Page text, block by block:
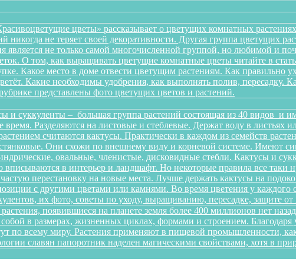
цветы» рассказывает о цветущих комнатных
никогда не теряет своей декоративности. Другая группа цветущих
является не только самой многочисленной группой, но любимой и
О том, как выращивать цветущие комнатные цветы читайте в
Какое место в доме отвести цветущим растениям. Как
Какие необходимы удобрения, как выполнять полив, пересадку.
представлены фото цветущих цветов и растений.
и суккуленты – большая группа растений состоящая из 40 видов и
время. Разделяются на листовые и стеблевые. Держат воду в
считаются кактусы. Практически в каждом из семейств
Они схожи по внешнему виду и корневой системе. Имеют
овальные, членистые, дисковидные стебли. Кактусы и
в интерьер и ландшафт. Но некоторые правила все
перестановку на новые места. Лучше держать кактусы на
с другими цветами или камнями. Во время цветения у
их фото, советы по уходу, выращиванию, пересадке, защите
появившиеся на планете земля более 400 миллионов нет
в размерах, жизненных циклах, формами и строением.
по всему миру. Растения применяют в пищевой промышленности,
славян папоротник наделен магическими свойствами, хотя в